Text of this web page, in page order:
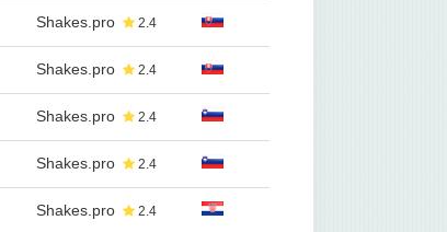
Shakes.pro 2.4
Shakes.pro 2.4
Shakes.pro 2.4
Shakes.pro 2.4
Shakes.pro 2.4